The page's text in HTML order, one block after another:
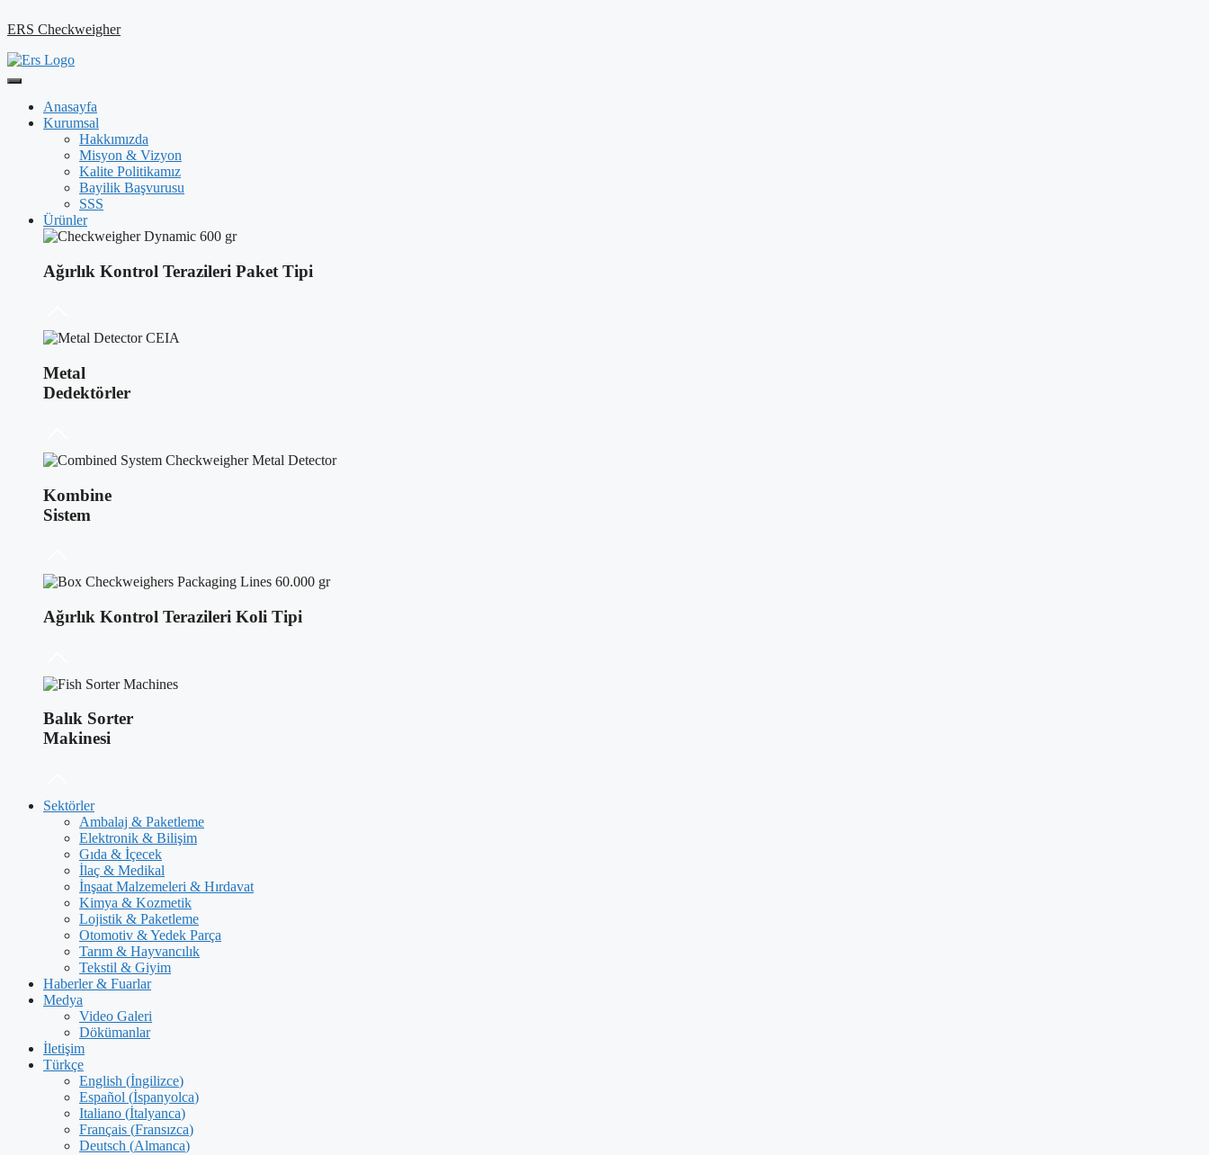
ERS Checkweigher
Anasayfa
Kurumsal
Hakkımızda
Misyon & Vizyon
Kalite Politikamız
Bayilik Başvurusu
SSS
Ürünler
Ağırlık Kontrol Terazileri Paket Tipi
Metal
Dedektörler
Kombine
Sistem
Ağırlık Kontrol Terazileri Koli Tipi
Balık Sorter
Makinesi
Sektörler
Ambalaj & Paketleme
Elektronik & Bilişim
Gıda & İçecek
İlaç & Medikal
İnşaat Malzemeleri & Hırdavat
Kimya & Kozmetik
Lojistik & Paketleme
Otomotiv & Yedek Parça
Tarım & Hayvancılık
Tekstil & Giyim
Haberler & Fuarlar
Medya
Video Galeri
Dökümanlar
İletişim
Türkçe
English (İngilizce)
Español (İspanyolca)
Italiano (İtalyanca)
Français (Fransızca)
Deutsch (Almanca)